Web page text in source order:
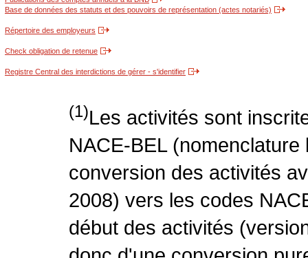
Base de données des statuts et des pouvoirs de représentation (actes notariés)
Répertoire des employeurs
Check obligation de retenue
Registre Central des interdictions de gérer - s'identifier
(1)Les activités sont
NACE-BEL
conversion des activités
2008) vers les codes
début des activités